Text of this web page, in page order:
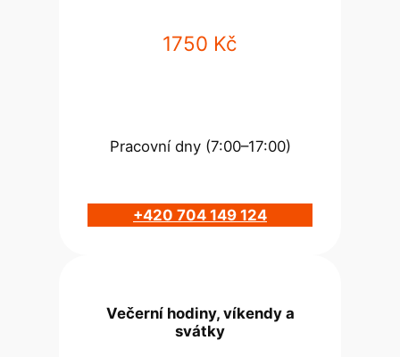
1750 Kč
Pracovní dny (7:00–17:00)
+420 704 149 124
Večerní hodiny, víkendy a
svátky